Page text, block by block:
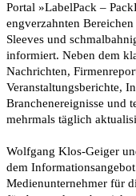
Portal »LabelPack –
engverzahnten
Sleeves und
informiert. Neben dem
Nachrichten,
Veranstaltungsberichte,
Branchenereignisse und
mehrmals täglich
Wolfgang Klos-Geiger
dem
Medienunternehmer für